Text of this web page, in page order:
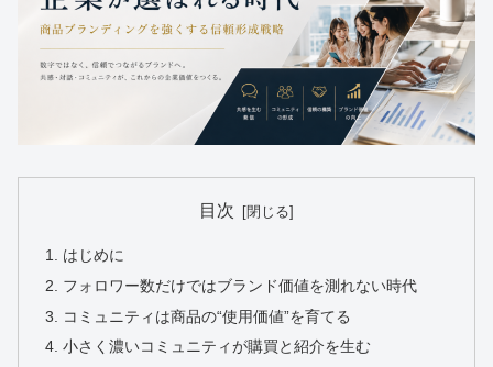
目次
はじめに
フォロワー数だけではブランド価値を測れない時代
コミュニティは商品の“使用価値”を育てる
小さく濃いコミュニティが購買と紹介を生む